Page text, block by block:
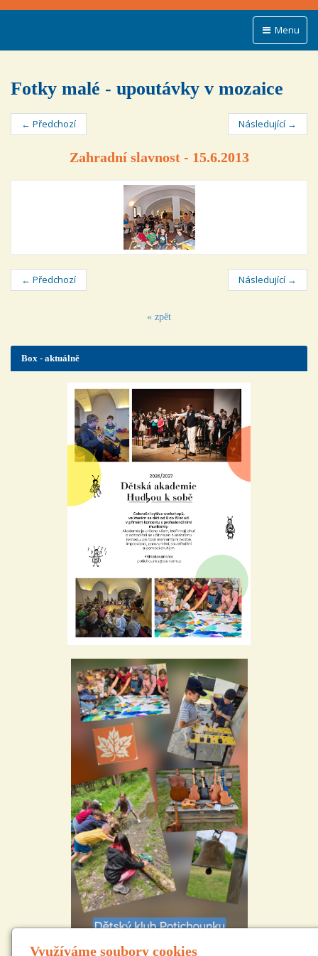
Menu
Fotky malé - upoutávky v mozaice
← Předchozí Následující →
Zahradní slavnost - 15.6.2013
← Předchozí Následující →
« zpět
Box - aktuálně
Využíváme soubory cookies